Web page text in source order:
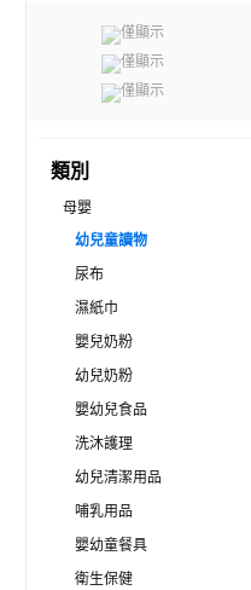
僅顯示
僅顯示
僅顯示
類別
母嬰
幼兒童讀物
尿布
濕紙巾
嬰兒奶粉
幼兒奶粉
嬰幼兒食品
洗沐護理
幼兒清潔用品
哺乳用品
嬰幼童餐具
衛生保健